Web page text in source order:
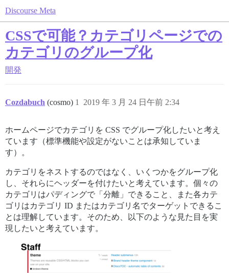
Discourse Meta
CSSで可能？カテゴリページでの
カテゴリのグループ化
開発
Cozdabuch (cosmo) 2019 年 3 月 24 日午前 2:34
1
ホームページでカテゴリを CSS でグループ化したいと考え
ています（標準機能や設定がないことは承知していま
す）。
カテゴリをネストするのではなく、いくつかをグループ化
し、それらにヘッダーを付けたいと考えています。個々の
カテゴリはパディングで「分離」できること、また各カテ
ゴリはカテゴリ ID またはカテゴリ名でターゲットできるこ
とは理解しています。そのため、以下のような見た目を実
現したいと考えています。